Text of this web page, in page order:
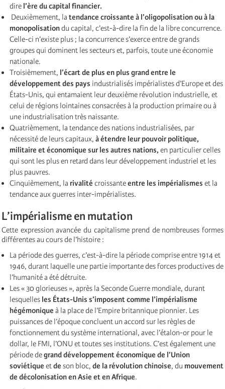
dire l’ère du capital financier.
Deuxièmement, la tendance croissante à l’oligopolisation ou à la
monopolisationdu capital, c’est-à-dire la fin de la libre concurrence.
Celle-ci n’existe plus ; la concurrence s’exerce entre de grands
groupes qui dominent les secteurs et, parfois, toute une économie
nationale.
Troisièmement, l’écart de plus en plus grand entre le
développement des pays industrialisés impérialistes d’Europe et des
États-Unis, qui entamaient leur deuxième révolution industrielle, et
celui de régions lointaines consacrées à la production primaire ou à
une industrialisation très naissante.
Quatrièmement, la tendance des nations industrialisées, par
nécessité de leurs capitaux, à étendre leur pouvoir politique,
militaire et économique sur les autres nations, en particulier celles
qui sont les plus en retard dans leur développement industriel et les
plus pauvres.
Cinquièmement, la rivalité croissanteentre les impérialismes et la
tendance aux guerres inter-impérialistes.
L’impérialisme en mutation
Cette expression avancée du capitalisme prend de nombreuses formes
différentes au cours de l’histoire :
La période des guerres, c’est-à-dire la période comprise entre 1914 et
1946, durant laquelle une partie importante des forces productives de
l’humanité a été détruite.
Les « 30 glorieuses », après la Seconde Guerre mondiale, durant
lesquelles les États-Unis s’imposent comme l’impérialisme
hégémonique à la place de l’Empire britannique pionnier. Les
puissances de l’époque concluent un accord sur les règles de
fonctionnement du système international, avec l’étalon-or pour le
dollar, le FMI, l’ONU et toutes ses institutions. C’est également une
période degrand développement économique de l’Union
soviétique etde son bloc, de la révolution chinoise, du mouvement
de décolonisation en Asie et en Afrique.